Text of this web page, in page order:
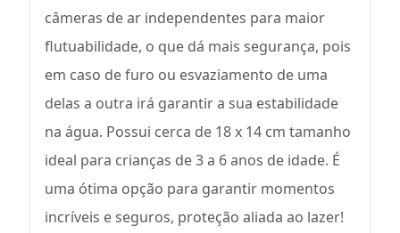
câmeras de ar independentes para maior
flutuabilidade, o que dá mais segurança, pois
em caso de furo ou esvaziamento de uma
delas a outra irá garantir a sua estabilidade
na água. Possui cerca de 18 x 14 cm tamanho
ideal para crianças de 3 a 6 anos de idade. É
uma ótima opção para garantir momentos
incríveis e seguros, proteção aliada ao lazer!